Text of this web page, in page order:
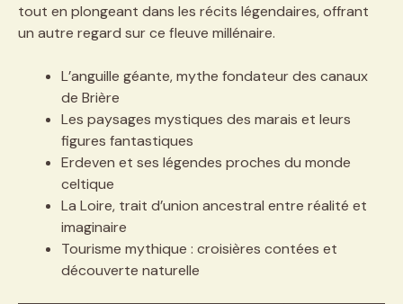
tout en plongeant dans les récits légendaires, offrant
un autre regard sur ce fleuve millénaire.
L’anguille géante, mythe fondateur des canaux
de Brière
Les paysages mystiques des marais et leurs
figures fantastiques
Erdeven et ses légendes proches du monde
celtique
La Loire, trait d’union ancestral entre réalité et
imaginaire
Tourisme mythique : croisières contées et
découverte naturelle